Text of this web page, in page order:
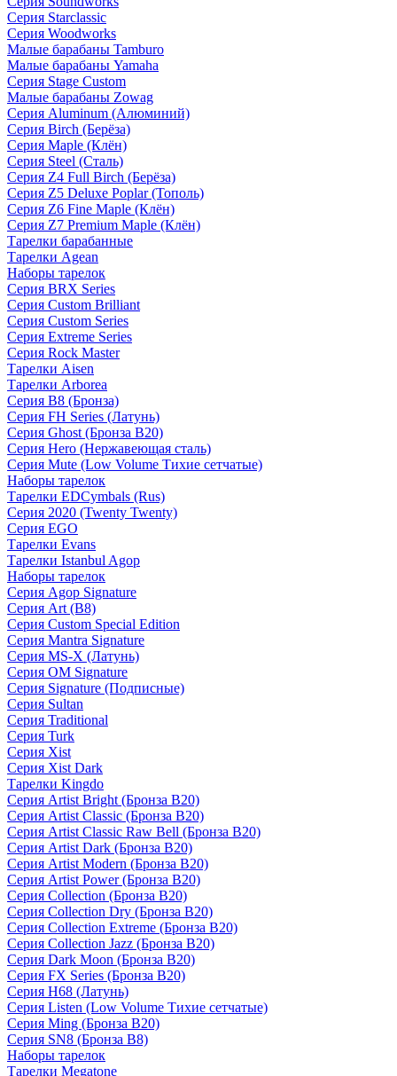
Серия Starclassic
Серия Woodworks
Малые барабаны Tamburo
Малые барабаны Yamaha
Серия Stage Custom
Малые барабаны Zowag
Серия Aluminum (Алюминий)
Серия Birch (Берёза)
Серия Maple (Клён)
Серия Steel (Сталь)
Серия Z4 Full Birch (Берёза)
Серия Z5 Deluxe Poplar (Тополь)
Серия Z6 Fine Maple (Клён)
Серия Z7 Premium Maple (Клён)
Тарелки барабанные
Тарелки Agean
Наборы тарелок
Серия BRX Series
Серия Custom Brilliant
Серия Custom Series
Серия Extreme Series
Серия Rock Master
Тарелки Aisen
Тарелки Arborea
Серия B8 (Бронза)
Серия FH Series (Латунь)
Серия Ghost (Бронза B20)
Серия Hero (Нержавеющая сталь)
Серия Mute (Low Volume Тихие сетчатые)
Наборы тарелок
Тарелки EDCymbals (Rus)
Серия 2020 (Twenty Twenty)
Серия EGO
Тарелки Evans
Тарелки Istanbul Agop
Наборы тарелок
Серия Agop Signature
Серия Art (B8)
Серия Custom Special Edition
Серия Mantra Signature
Серия MS-X (Латунь)
Серия OM Signature
Серия Signature (Подписные)
Серия Sultan
Серия Traditional
Серия Turk
Серия Xist
Серия Xist Dark
Тарелки Kingdo
Серия Artist Bright (Бронза B20)
Серия Artist Classic (Бронза B20)
Серия Artist Classic Raw Bell (Бронза B20)
Серия Artist Dark (Бронза B20)
Серия Artist Modern (Бронза B20)
Серия Artist Power (Бронза B20)
Серия Collection (Бронза B20)
Серия Collection Dry (Бронза B20)
Серия Collection Extreme (Бронза B20)
Серия Collection Jazz (Бронза B20)
Серия Dark Moon (Бронза B20)
Серия FX Series (Бронза B20)
Серия H68 (Латунь)
Серия Listen (Low Volume Тихие сетчатые)
Серия Ming (Бронза B20)
Серия SN8 (Бронза B8)
Наборы тарелок
Тарелки Megatone